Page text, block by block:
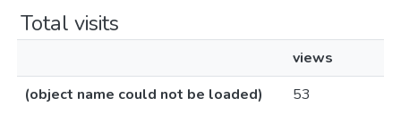
Total visits
views
(object name could not be loaded)
53